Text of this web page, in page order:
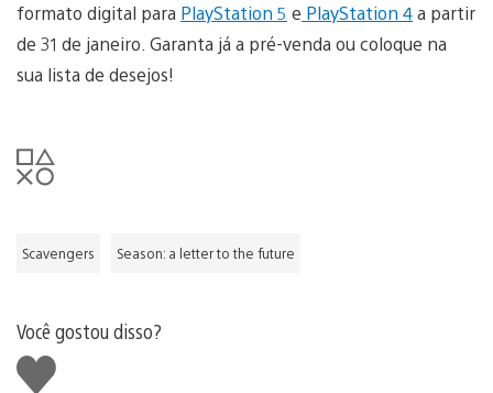
formato digital para PlayStation 5 e PlayStation 4a partir
de 31 de janeiro. Garanta já a pré-venda ou coloque na
sua lista de desejos!
Scavengers Season: a letter to the future
Você gostou disso?
Curtir